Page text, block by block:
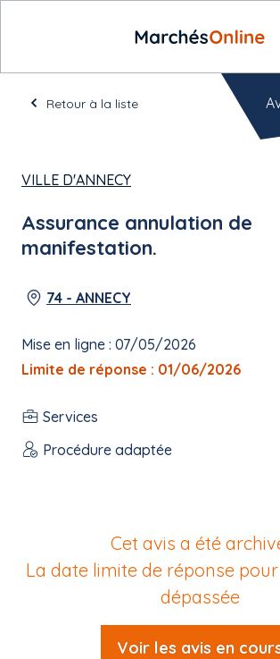
Retour à la liste
VILLE D'ANNECY
Assurance annulation de
manifestation.
74 - ANNECY
Mise en ligne : 07/05/2026
Limite de réponse : 01/06/2026
Services
Procédure adaptée
Cet avis a été
La date limite de réponse
dépassée
Voir les avis en